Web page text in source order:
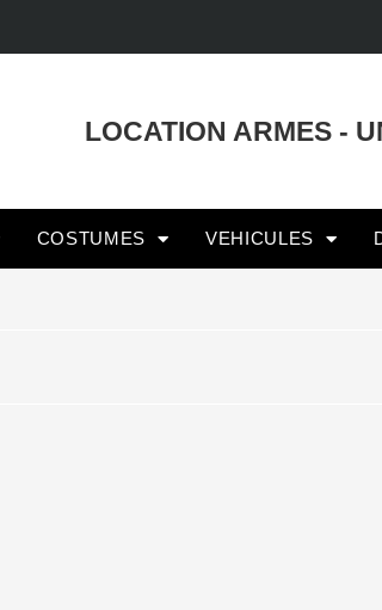
LOCATION ARMES -
COSTUMES VEHICULES